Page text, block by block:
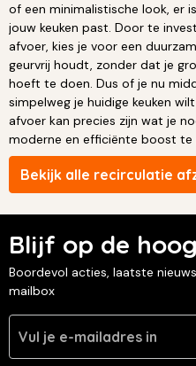
of een minimalistische look, er
jouw keuken past. Door te
afvoer, kies je voor een
geurvrij houdt, zonder dat je
hoeft te doen. Dus of je nu
simpelweg je huidige keuken
afvoer kan precies zijn wat je
moderne en efficiënte boost te
Bekijk alle recirculatie
Blijf op de
Boordevol acties, laatste
mailbox